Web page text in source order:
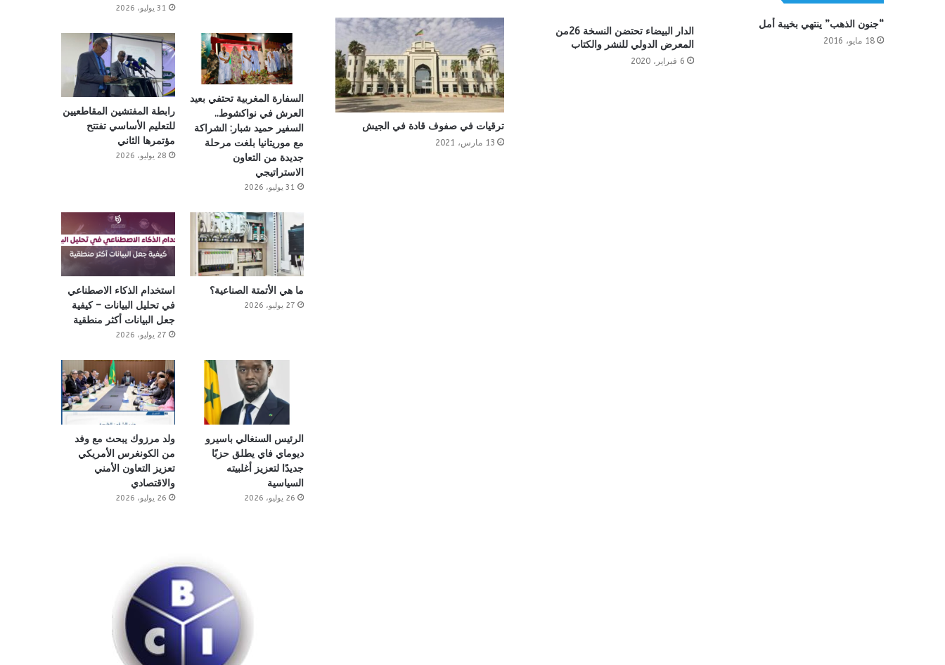
“جنون الذهب” ينتهي بخيبة أمل
18 مايو، 2016
الدار البيضاء تحتضن النسخة 26من
المعرض الدولي للنشر والكتاب
6 فبراير، 2020
ترقيات في صفوف قادة في الجيش
13 مارس، 2021
31 يوليو، 2026
السفارة المغربية تحتفي بعيد
العرش في نواكشوط..
السفير حميد شبار: الشراكة
مع موريتانيا بلغت مرحلة
جديدة من التعاون
الاستراتيجي
31 يوليو، 2026
رابطة المفتشين المقاطعيين
للتعليم الأساسي تفتتح
مؤتمرها الثاني
28 يوليو، 2026
ما هي الأتمتة الصناعية؟
27 يوليو، 2026
استخدام الذكاء الاصطناعي
في تحليل البيانات – كيفية
جعل البيانات أكثر منطقية
27 يوليو، 2026
الرئيس السنغالي باسيرو
ديوماي فاي يطلق حزبًا
جديدًا لتعزيز أغلبيته
السياسية
26 يوليو، 2026
ولد مرزوك يبحث مع وفد
من الكونغرس الأمريكي
تعزيز التعاون الأمني
والاقتصادي
26 يوليو، 2026